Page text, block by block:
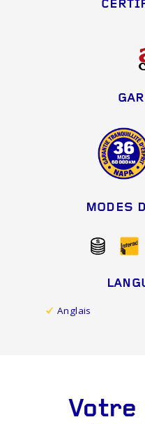
MODES
Anglais
Votre